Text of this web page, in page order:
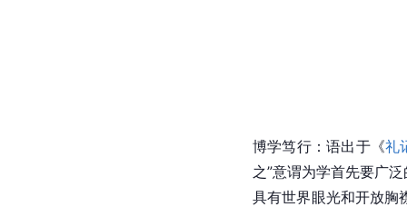
博学笃行：语出于《礼
之”意谓为学首先要广
具有世界眼光和开放胸